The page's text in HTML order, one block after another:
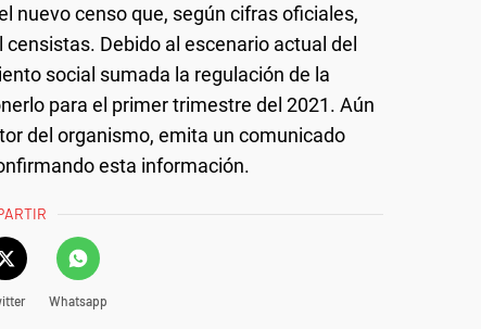
nuevo censo que, según cifras oficiales,
Debido al escenario actual del
social sumada la regulación de la
para el primer trimestre del 2021. Aún
del organismo, emita un comunicado
esta información.
Whatsapp